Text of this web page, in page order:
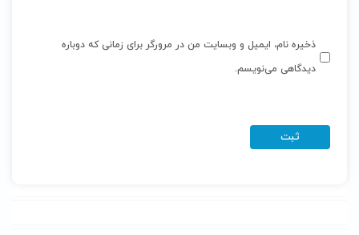
ذخیره نام، ایمیل و وبسایت من در مرورگر برای زمانی که دوباره
دیدگاهی می‌نویسم.